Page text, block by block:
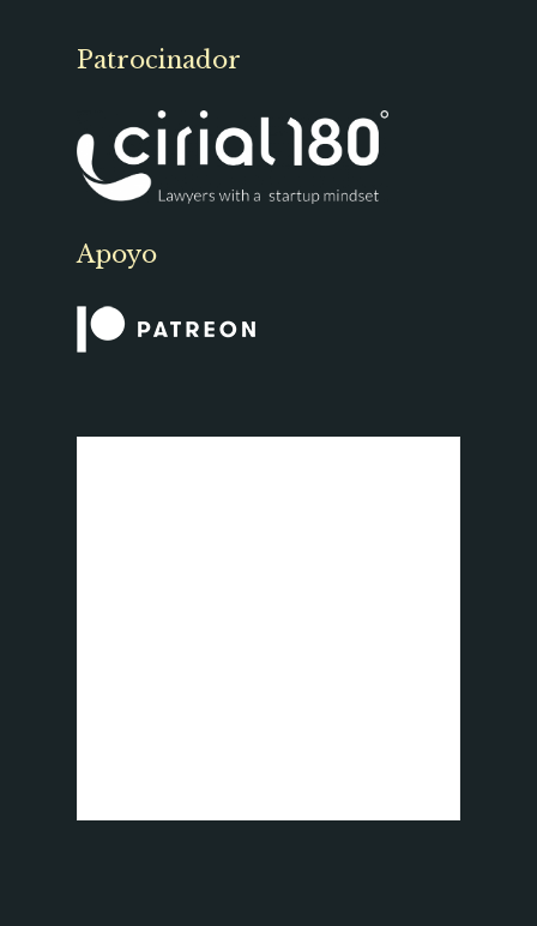
Patrocinador
Apoyo